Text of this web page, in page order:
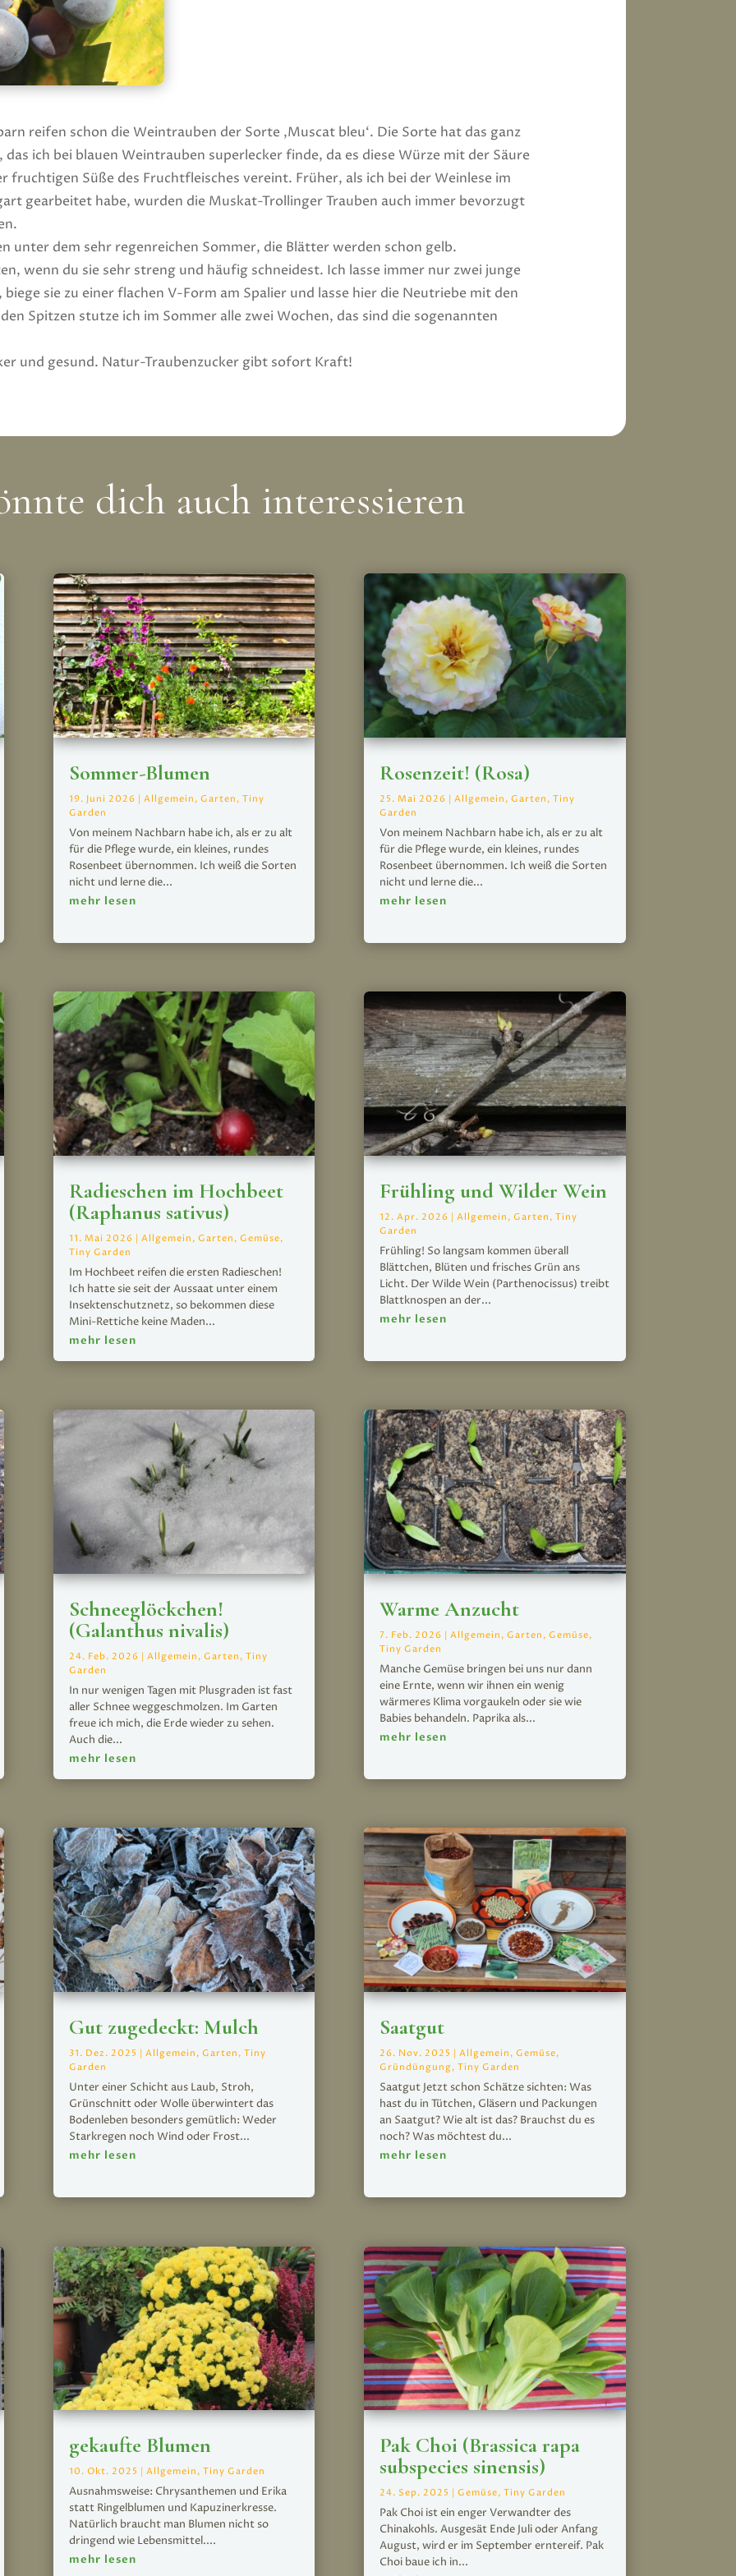
reifen schon die Weintrauben der Sorte ‚Muscat bleu‘. Die Sorte hat das ganz
ich bei blauen Weintrauben superlecker finde, da es diese Würze mit der Säure
fruchtigen Süße des Fruchtfleisches vereint. Früher, als ich bei der Weinlese im
gearbeitet habe, wurden die Muskat-Trollinger Trauben auch immer bevorzugt
unter dem sehr regenreichen Sommer, die Blätter werden schon gelb.
wenn du sie sehr streng und häufig schneidest. Ich lasse immer nur zwei junge
sie zu einer flachen V-Form am Spalier und lasse hier die Neutriebe mit den
Spitzen stutze ich im Sommer alle zwei Wochen, das sind die sogenannten
und gesund. Natur-Traubenzucker gibt sofort Kraft!
dich auch interessieren
Sommer-Blumen
19. Juni 2026 | Allgemein , Garten , Tiny
Garden
Von meinem Nachbarn habe ich, als er zu alt
für die Pflege wurde, ein kleines, rundes
Rosenbeet übernommen. Ich weiß die Sorten
nicht und lerne die...
mehr lesen
Radieschen im Hochbeet
(Raphanus sativus)
11. Mai 2026 | Allgemein , Garten , Gemüse,
Tiny Garden
Im Hochbeet reifen die ersten Radieschen!
Ich hatte sie seit der Aussaat unter einem
Insektenschutznetz, so bekommen diese
Mini-Rettiche keine Maden...
mehr lesen
Schneeglöckchen!
(Galanthus nivalis)
24. Feb. 2026 | Allgemein , Garten , Tiny
Garden
In nur wenigen Tagen mit Plusgraden ist fast
aller Schnee weggeschmolzen. Im Garten
freue ich mich, die Erde wieder zu sehen.
Auch die...
mehr lesen
Gut zugedeckt: Mulch
31. Dez. 2025 | Allgemein , Garten , Tiny
Garden
Unter einer Schicht aus Laub, Stroh,
Grünschnitt oder Wolle überwintert das
Bodenleben besonders gemütlich: Weder
Starkregen noch Wind oder Frost...
mehr lesen
gekaufte Blumen
10. Okt. 2025 | Allgemein , Tiny Garden
Ausnahmsweise: Chrysanthemen und Erika
statt Ringelblumen und Kapuzinerkresse.
Natürlich braucht man Blumen nicht so
dringend wie Lebensmittel....
mehr lesen
Rosenzeit! (Rosa)
25. Mai 2026 | Allgemein , Garten , Tiny
Garden
Von meinem Nachbarn habe ich, als er zu alt
für die Pflege wurde, ein kleines, rundes
Rosenbeet übernommen. Ich weiß die Sorten
nicht und lerne die...
mehr lesen
Frühling und Wilder Wein
12. Apr. 2026 | Allgemein , Garten , Tiny
Garden
Frühling! So langsam kommen überall
Blättchen, Blüten und frisches Grün ans
Licht. Der Wilde Wein (Parthenocissus) treibt
Blattknospen an der...
mehr lesen
Warme Anzucht
7. Feb. 2026 | Allgemein , Garten , Gemüse,
Tiny Garden
Manche Gemüse bringen bei uns nur dann
eine Ernte, wenn wir ihnen ein wenig
wärmeres Klima vorgaukeln oder sie wie
Babies behandeln. Paprika als...
mehr lesen
Saatgut
26. Nov. 2025 | Allgemein , Gemüse,
Gründüngung, Tiny Garden
Saatgut Jetzt schon Schätze sichten: Was
hast du in Tütchen, Gläsern und Packungen
an Saatgut? Wie alt ist das? Brauchst du es
noch? Was möchtest du...
mehr lesen
Pak Choi (Brassica rapa
subspecies sinensis)
24. Sep. 2025 | Gemüse, Tiny Garden
Pak Choi ist ein enger Verwandter des
Chinakohls. Ausgesät Ende Juli oder Anfang
August, wird er im September erntereif. Pak
Choi baue ich in...